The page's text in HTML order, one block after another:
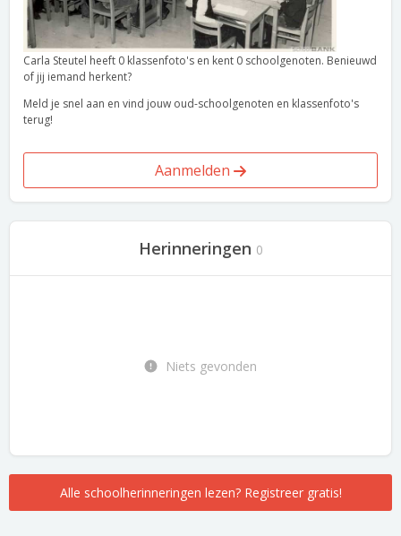
Carla Steutel heeft 0 klassenfoto's en kent 0 schoolgenoten. Benieuwd
of jij iemand herkent?
Meld je snel aan en vind jouw oud-schoolgenoten en klassenfoto's
terug!
Aanmelden
Herinneringen 0
Niets gevonden
Alle schoolherinneringen lezen? Registreer gratis!